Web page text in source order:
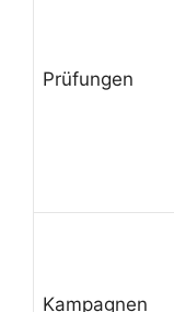
Prüfungen
Kampagnen